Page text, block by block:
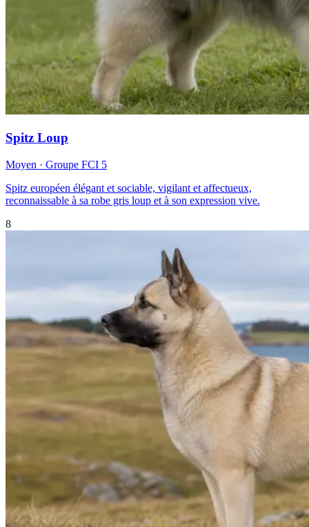
Spitz Loup
Moyen · Groupe FCI 5
Spitz européen élégant et sociable, vigilant et affectueux,
reconnaissable à sa robe gris loup et à son expression vive.
8